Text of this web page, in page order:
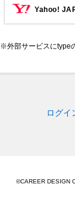
Yahoo!
※外部サービスにtype
ログイ
©CAREER DESIGN